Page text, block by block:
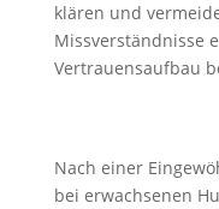
klären und
Missverständnisse
Vertrauensaufbau
Nach einer
bei erwachsenen